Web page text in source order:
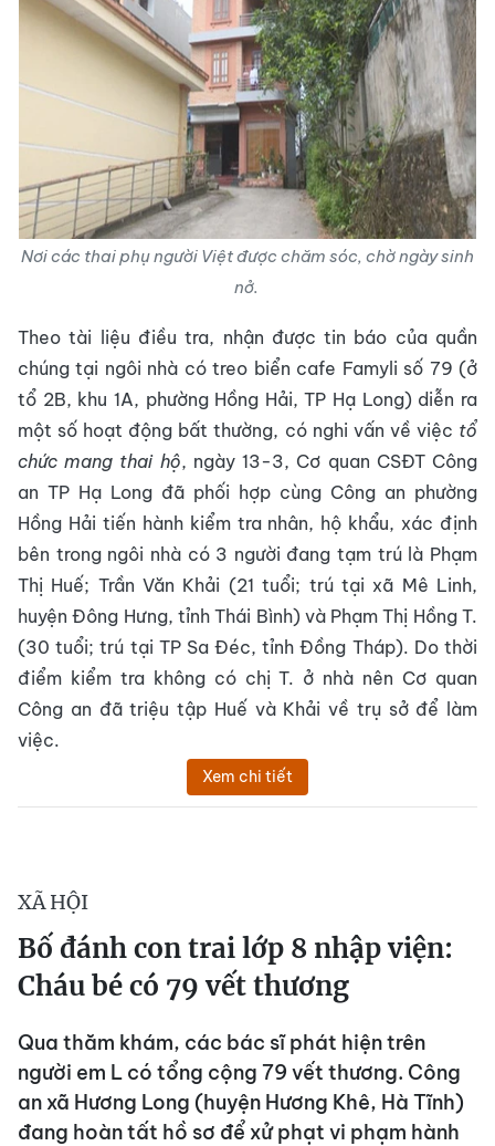
Nơi các thai phụ người Việt được chăm sóc, chờ ngày sinh
nở.
Theo tài liệu điều tra, nhận được tin báo của quần
chúng tại ngôi nhà có treo biển cafe Famyli số 79 (ở
tổ 2B, khu 1A, phường Hồng Hải, TP Hạ Long) diễn ra
một số hoạt động bất thường, có nghi vấn về việc tổ
chức mang thai hộ, ngày 13-3, Cơ quan CSĐT Công
an TP Hạ Long đã phối hợp cùng Công an phường
Hồng Hải tiến hành kiểm tra nhân, hộ khẩu, xác định
bên trong ngôi nhà có 3 người đang tạm trú là Phạm
Thị Huế; Trần Văn Khải (21 tuổi; trú tại xã Mê Linh,
huyện Đông Hưng, tỉnh Thái Bình) và Phạm Thị Hồng T.
(30 tuổi; trú tại TP Sa Đéc, tỉnh Đồng Tháp). Do thời
điểm kiểm tra không có chị T. ở nhà nên Cơ quan
Công an đã triệu tập Huế và Khải về trụ sở để làm
việc.
Xem chi tiết
XÃ HỘI
Bố đánh con trai lớp 8 nhập viện:
Cháu bé có 79 vết thương
Qua thăm khám, các bác sĩ phát hiện trên
người em L có tổng cộng 79 vết thương. Công
an xã Hương Long (huyện Hương Khê, Hà Tĩnh)
đang hoàn tất hồ sơ để xử phạt vi phạm hành